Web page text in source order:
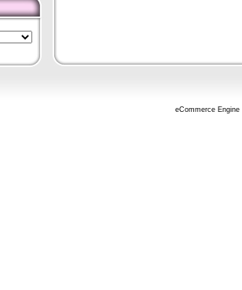
eCommerce